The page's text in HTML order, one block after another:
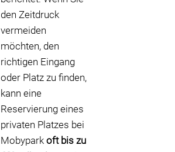
den Zeitdruck
vermeiden
möchten, den
richtigen Eingang
oder Platz zu finden,
kann eine
Reservierung eines
privaten Platzes bei
Mobypark oft bis zu